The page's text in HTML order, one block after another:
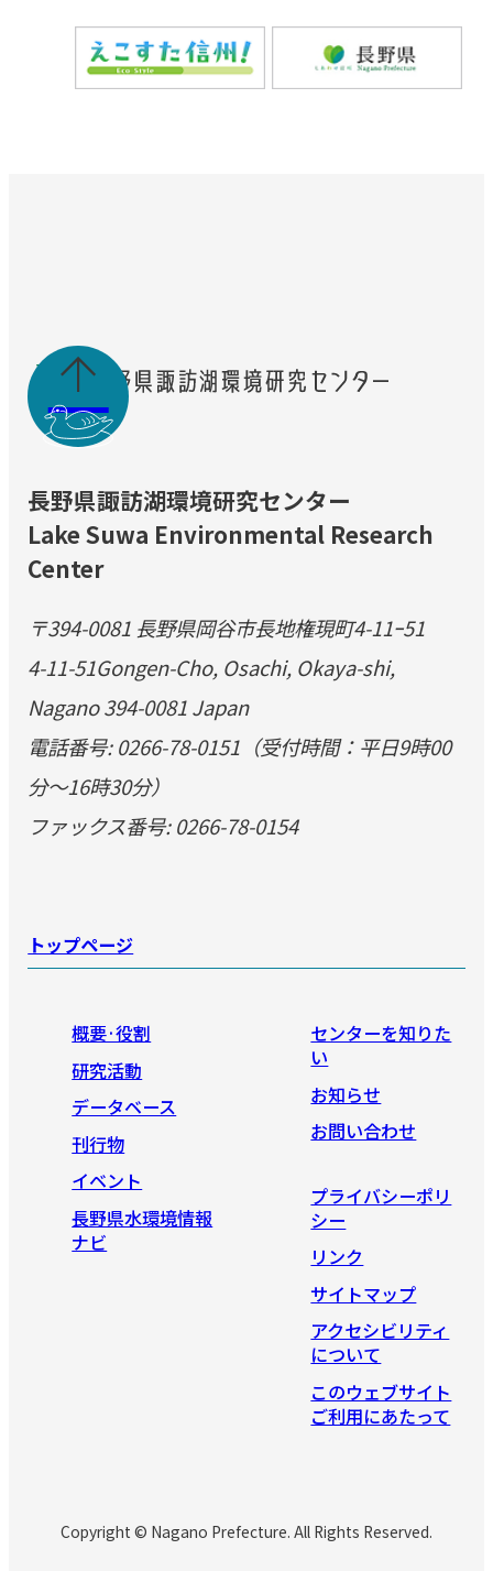

長野県諏訪湖環境研究センター
Lake Suwa Environmental Research
Center
〒394-0081 長野県岡谷市長地権現町4-11ｰ51
4-11-51Gongen-Cho, Osachi, Okaya-shi,
Nagano 394-0081 Japan
電話番号: 0266-78-0151（受付時間：平日9時00
分～16時30分）
ファックス番号: 0266-78-0154
トップページ
概要·役割
研究活動
データベース
刊行物
イベント
長野県水環境情報
ナビ
センターを知りた
い
お知らせ
お問い合わせ
プライバシーポリ
シー
リンク
サイトマップ
アクセシビリティ
について
このウェブサイト
ご利用にあたって
Copyright © Nagano Prefecture. All Rights Reserved.